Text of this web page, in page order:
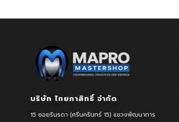
บริษัท ไทยภาสิทธิ์ จำกัด
15 ซอยรินรดา (ศรีนครินทร์ 15) แขวงพัฒนาการ